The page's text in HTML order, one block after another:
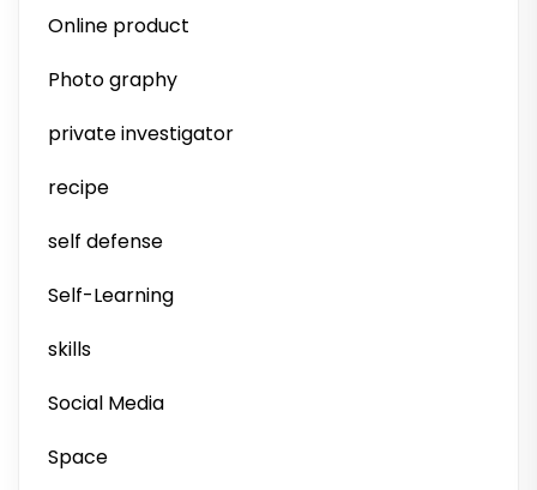
Online product
Photo graphy
private investigator
recipe
self defense
Self-Learning
skills
Social Media
Space